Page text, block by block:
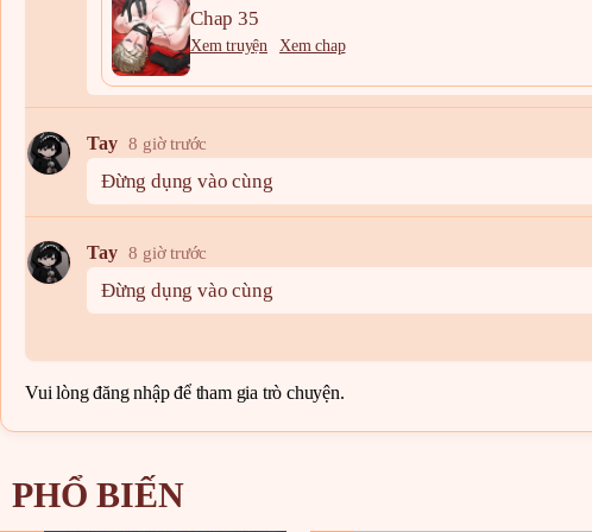
Chap 35
Xem truyện Xem chap
Tay 8 giờ trước
Đừng dụng vào cùng
Tay 8 giờ trước
Đừng dụng vào cùng
Vui lòngđăng nhậpđể tham gia trò chuyện.
PHỔ BIẾN